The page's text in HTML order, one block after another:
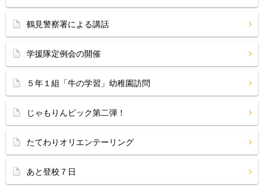
鶴見警察署による講話
学援隊定例会の開催
５年１組「牛の学習」幼稚園訪問
じゃもりんピック第二弾！
たてわりオリエンテーリング
あと登校７日